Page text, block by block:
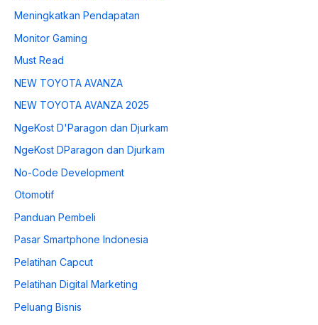
Meningkatkan Pendapatan
Monitor Gaming
Must Read
NEW TOYOTA AVANZA
NEW TOYOTA AVANZA 2025
NgeKost D'Paragon dan Djurkam
NgeKost DParagon dan Djurkam
No-Code Development
Otomotif
Panduan Pembeli
Pasar Smartphone Indonesia
Pelatihan Capcut
Pelatihan Digital Marketing
Peluang Bisnis